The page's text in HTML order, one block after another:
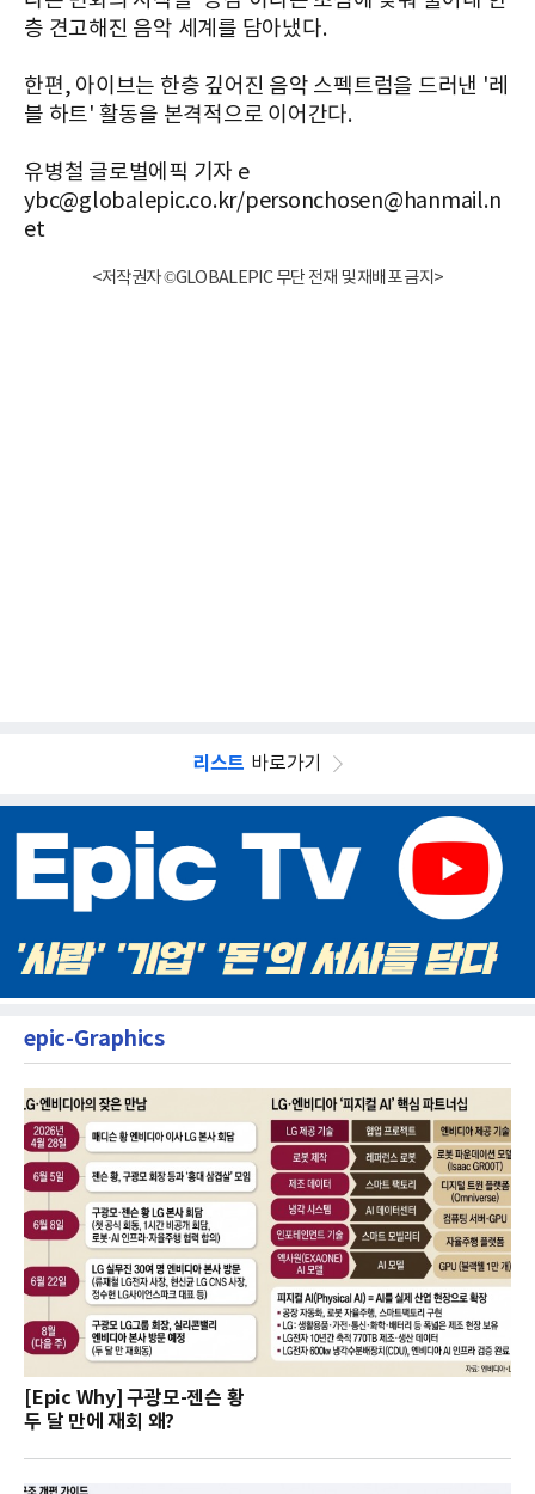
층 견고해진 음악 세계를 담아냈다.
한편, 아이브는 한층 깊어진 음악 스펙트럼을 드러낸 '레
블 하트' 활동을 본격적으로 이어간다.
유병철 글로벌에픽 기자 e
ybc@globalepic.co.kr/personchosen@hanmail.n
et
<저작권자 ©GLOBALEPIC 무단 전재 및 재배포 금지>
리스트 바로가기
epic-Graphics
[Epic Why] 구광모-젠슨 황
두 달 만에 재회 왜?